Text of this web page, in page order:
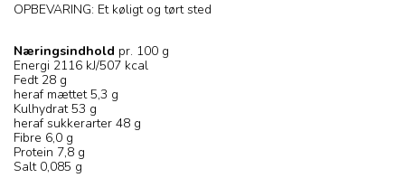
OPBEVARING: Et køligt og tørt sted
Næringsindhold pr. 100 g
Energi 2116 kJ/507 kcal
Fedt 28 g
heraf mættet 5,3 g
Kulhydrat 53 g
heraf sukkerarter 48 g
Fibre 6,0 g
Protein 7,8 g
Salt 0,085 g